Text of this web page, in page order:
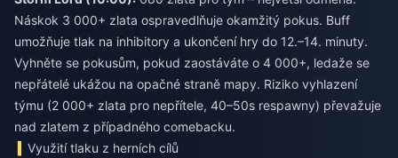
Náskok 3 000+ zlata ospravedlňuje okamžitý pokus. Buff
umožňuje tlak na inhibitory a ukončení hry do 12.–14. minuty.
Vyhněte se pokusům, pokud zaostáváte o 4 000+, ledaže se
nepřátelé ukážou na opačné straně mapy. Riziko vyhlazení
týmu (2 000+ zlata pro nepřítele, 40–50s respawny) převažuje
nad zlatem z případného comebacku.
Využití tlaku z herních cílů